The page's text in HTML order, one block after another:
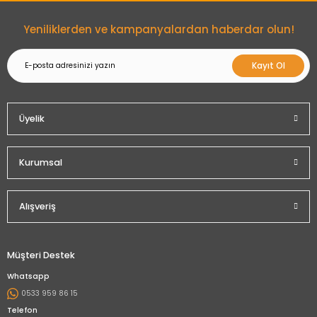
Yeniliklerden ve kampanyalardan haberdar olun!
Kayıt Ol
Üyelik
Kurumsal
Alışveriş
Müşteri Destek
Whatsapp
0533 959 86 15
Telefon